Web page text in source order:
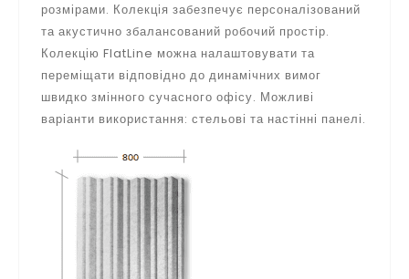
розмірами. Колекція забезпечує персоналізований
та акустично збалансований робочий простір.
Колекцію FlatLine можна налаштовувати та
переміщати відповідно до динамічних вимог
швидко змінного сучасного офісу. Можливі
варіанти використання: стельові та настінні панелі.